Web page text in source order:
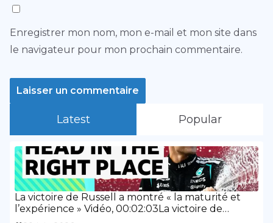
Enregistrer mon nom, mon e-mail et mon site dans
le navigateur pour mon prochain commentaire.
Latest Popular
La victoire de Russell a montré « la maturité et
l’expérience » Vidéo, 00:02:03La victoire de
Russell a montré « la maturité et l’expérience »